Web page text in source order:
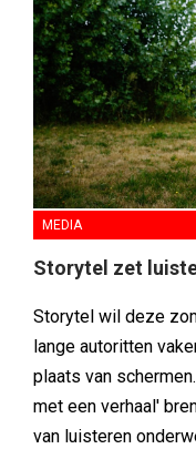
MEDIA
Storytel zet
Storytel wil deze
lange autoritten
plaats van
met een verhaal'
van luisteren